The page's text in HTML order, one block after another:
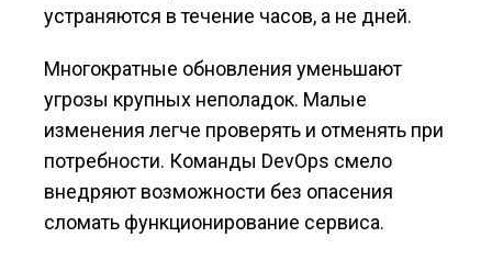
устраняются в течение часов, а не дней.
Многократные обновления уменьшают
угрозы крупных неполадок. Малые
изменения легче проверять и отменять при
потребности. Команды DevOps смело
внедряют возможности без опасения
сломать функционирование сервиса.